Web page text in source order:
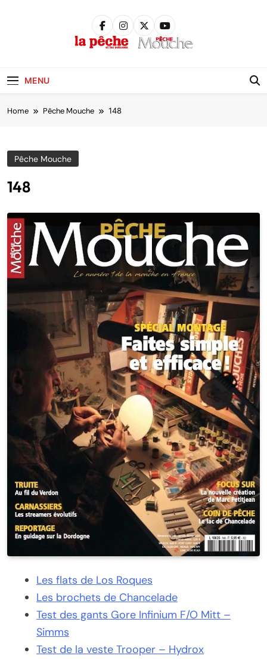
MENU
Home Pêche Mouche 148
Pêche Mouche
148
Les flats de Los Roques
Les brochets de Chancelade
Test des gants Gore Infinium F/O Mitt –
Simms
Test de la veste Trooper – Hydrox